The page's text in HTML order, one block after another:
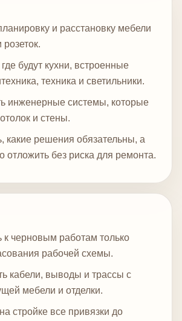
и расстановку мебели
розеток.
будут кухни, встроенные
техника и светильники.
инженерные системы, которые
и стены.
какие решения обязательны, а
отложить без риска для ремонта.
к черновым работам только
рабочей схемы.
кабели, выводы и трассы с
мебели и отделки.
стройке все привязки до